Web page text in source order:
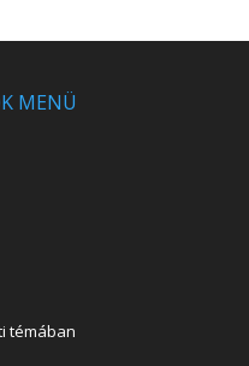
MENÜ
témában